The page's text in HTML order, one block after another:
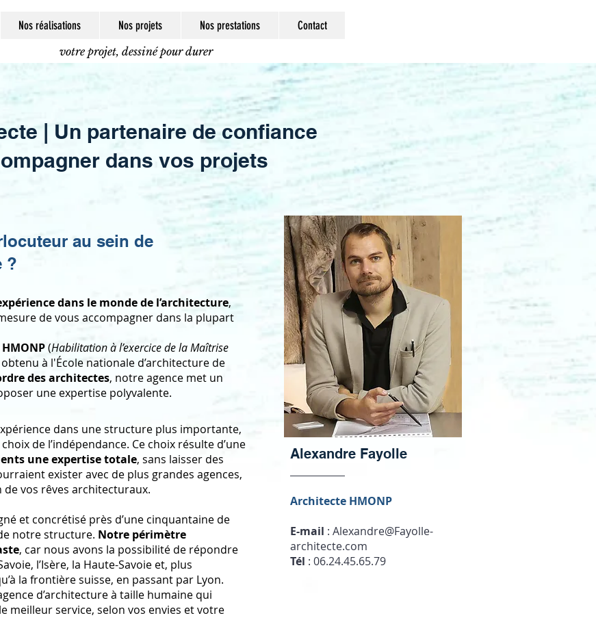
Nos réalisations Nos projets Nos prestations
Contact
votre projet, dessiné pour durer
| Un partenaire de confiance
dans vos projets
au sein de
?
dans le monde de l’architecture,
de vous accompagner dans la plupart
(Habilitation à l’exercice de la Maîtrise
à l'École nationale d’architecture de
des architectes, notre agence met un
une expertise polyvalente.
dans une structure plus importante,
de l’indépendance. Ce choix résulte d’une
une expertise totale, sans laisser des
exister avec de plus grandes agences,
vos rêves architecturaux.
et concrétisé près d’une cinquantaine de
notre structure. Notre périmètre
, car nous avons la possibilité de répondre
l’Isère, la Haute-Savoie et, plus
la frontière suisse, en passant par Lyon.
d’architecture à taille humaine qui
meilleur service, selon vos envies et votre
Alexandre Fayolle
Architecte HMONP
E-mail : Alexandre@Fayolle-
architecte.com
Tél : 06.24.45.65.79